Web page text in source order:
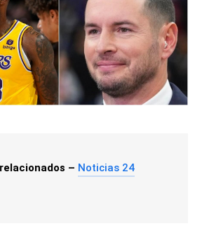
– Noticias 24